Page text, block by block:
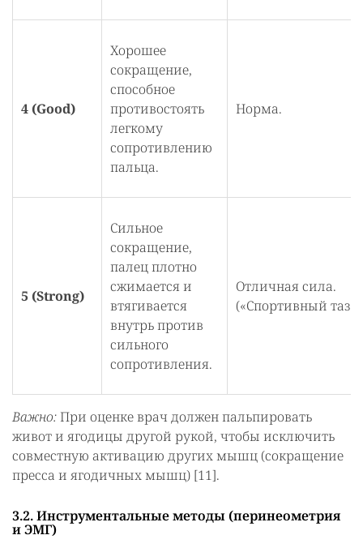
4 (Good)
Хорошее
сокращение,
способное
противостоять
легкому
сопротивлению
пальца.
Норма.
5 (Strong)
Сильное
сокращение,
палец плотно
сжимается и
втягивается
внутрь против
сильного
сопротивления.
Отличная сила.
(«Спортивный таз»).
Важно:При оценке врач должен пальпировать
живот и ягодицы другой рукой, чтобы исключить
совместную активацию других мышц (сокращение
пресса и ягодичных мышц) [11].
3.2. Инструментальные методы (перинеометрия
и ЭМГ)